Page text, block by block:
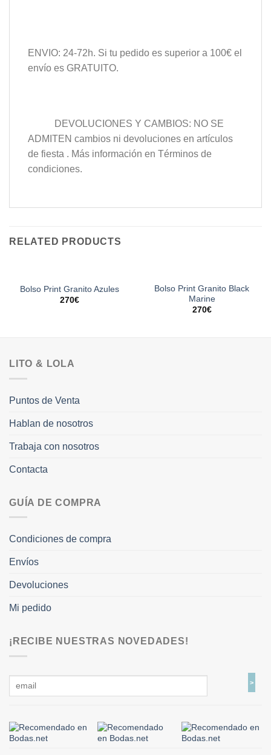
ENVIO: 24-72h. Si tu pedido es superior a 100€ el
envío es GRATUITO.
DEVOLUCIONES Y CAMBIOS: NO SE
ADMITEN cambios ni devoluciones en artículos
de fiesta . Más información en Términos de
condiciones.
RELATED PRODUCTS
Bolso Print Granito Azules
270€
Bolso Print Granito Black
Marine
270€
LITO & LOLA
Puntos de Venta
Hablan de nosotros
Trabaja con nosotros
Contacta
GUÍA DE COMPRA
Condiciones de compra
Envíos
Devoluciones
Mi pedido
¡RECIBE NUESTRAS NOVEDADES!